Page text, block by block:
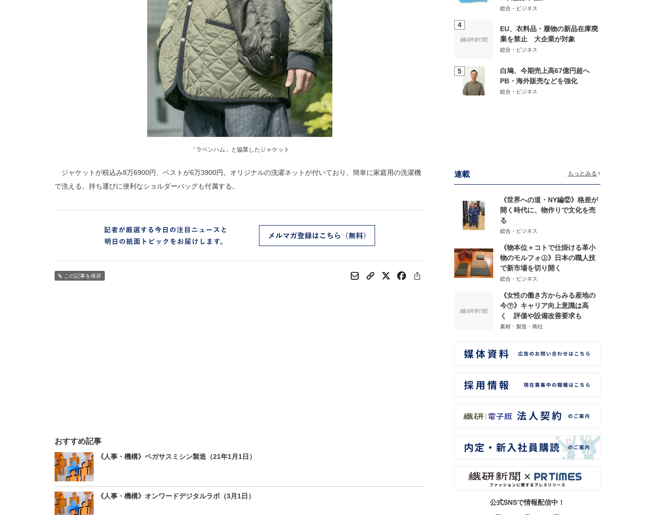
「ラベンハム」と協業したジャケット
ジャケットが税込み8万6900円、ベストが6万3900円。オリジナルの洗濯ネットが付いており、簡単に家庭用の洗濯機
で洗える。持ち運びに便利なショルダーバッグも付属する。
この記事を保存
おすすめ記事
《人事・機構》ペガサスミシン製造（21年1月1日）
《人事・機構》オンワードデジタルラボ（3月1日）
総合・ビジネス
4
EU、衣料品・履物の新品在庫廃
棄を禁止 大企業が対象
総合・ビジネス
5
白鳩、今期売上高67億円超へ
PB・海外販売などを強化
総合・ビジネス
連載 もっとみる
《世界への道・NY編⑫》格差が
開く時代に、物作りで文化を売
る
総合・ビジネス
《物本位＋コトで仕掛ける革小
物のモルフォ㊤》日本の職人技
で新市場を切り開く
総合・ビジネス
《女性の働き方からみる産地の
今㊦》キャリア向上意識は高
く 評価や設備改善要求も
素材・製造・商社
公式SNSで情報配信中！